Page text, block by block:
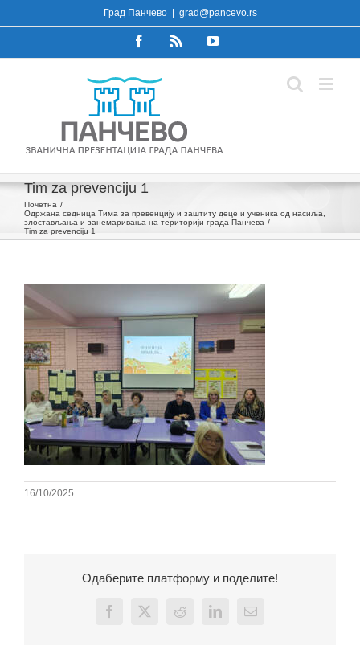
to
Град Панчево grad@pancevo.rs
FacebookRss YouTube
Tim za prevenciju 1
Почетна
Одржана седница Тимa за превенцију и заштиту деце и ученика од насиља,
злостављања и занемаривања на територији града Панчева
Tim za prevenciju 1
16/10/2025
Одаберите платформу и поделите!
Facebook
X Reddit LinkedInEmail